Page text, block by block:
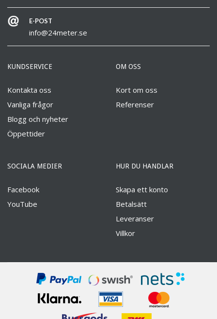
E-POST
info@24meter.se
KUNDSERVICE
Kontakta oss
Vanliga frågor
Blogg och nyheter
Öppettider
OM OSS
Kort om oss
Referenser
SOCIALA MEDIER
Facebook
YouTube
HUR DU HANDLAR
Skapa ett konto
Betalsätt
Leveranser
Villkor